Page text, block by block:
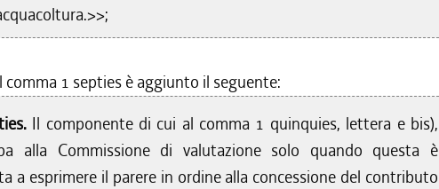
comma 1 septies è aggiunto il seguente:
Il componente di cui al comma 1 quinquies, lettera e bis),
alla Commissione di valutazione solo quando questa è
a esprimere il parere in ordine alla concessione del contributo